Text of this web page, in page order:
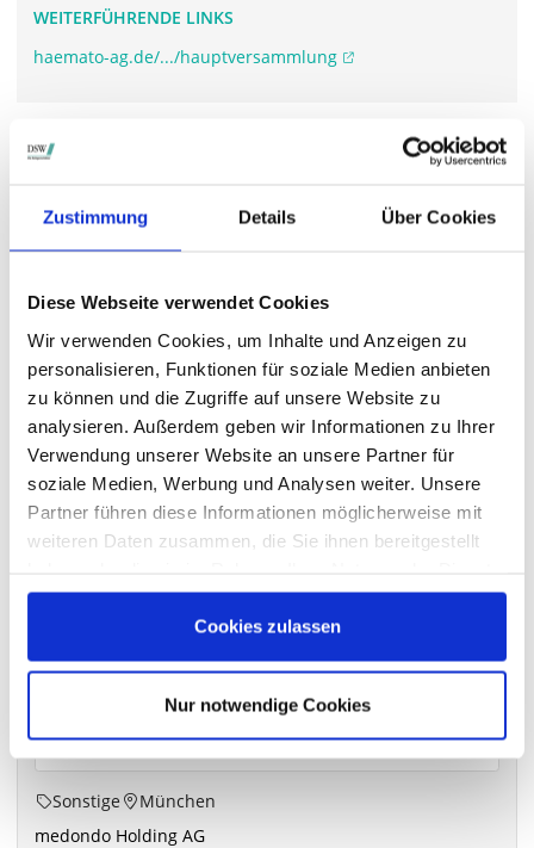
Zustimmung Details Über Cookies
Diese Webseite verwendet Cookies
Wir verwenden Cookies, um Inhalte und Anzeigen zu
personalisieren, Funktionen für soziale Medien anbieten
zu können und die Zugriffe auf unsere Website zu
analysieren. Außerdem geben wir Informationen zu Ihrer
Verwendung unserer Website an unsere Partner für
soziale Medien, Werbung und Analysen weiter. Unsere
Partner führen diese Informationen möglicherweise mit
weiteren Daten zusammen, die Sie ihnen bereitgestellt
gesammelt haben.
Cookies zulassen
Nur notwendige Cookies
WEITERFÜHRENDE LINKS
haemato-ag.de/.../hauptversammlung
STIMMRECHTSVERTRETUNG DURCH DIE DSW
auf sämtlichen
wichtigen Hauptversammlungen in Deutschland.
VERGANGENE HAUPTVERSAMMLUNGSTERMINE
archiv.hauptversammlung.de
Die nächsten Termine
Sonstige
München
medondo Holding AG